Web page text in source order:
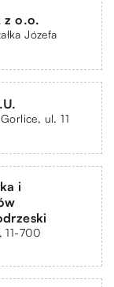
z o.o.
Józefa
ul. 11
i
11-700